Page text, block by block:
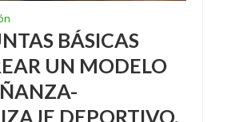
BÁSICAS
UN MODELO
DEPORTIVO.